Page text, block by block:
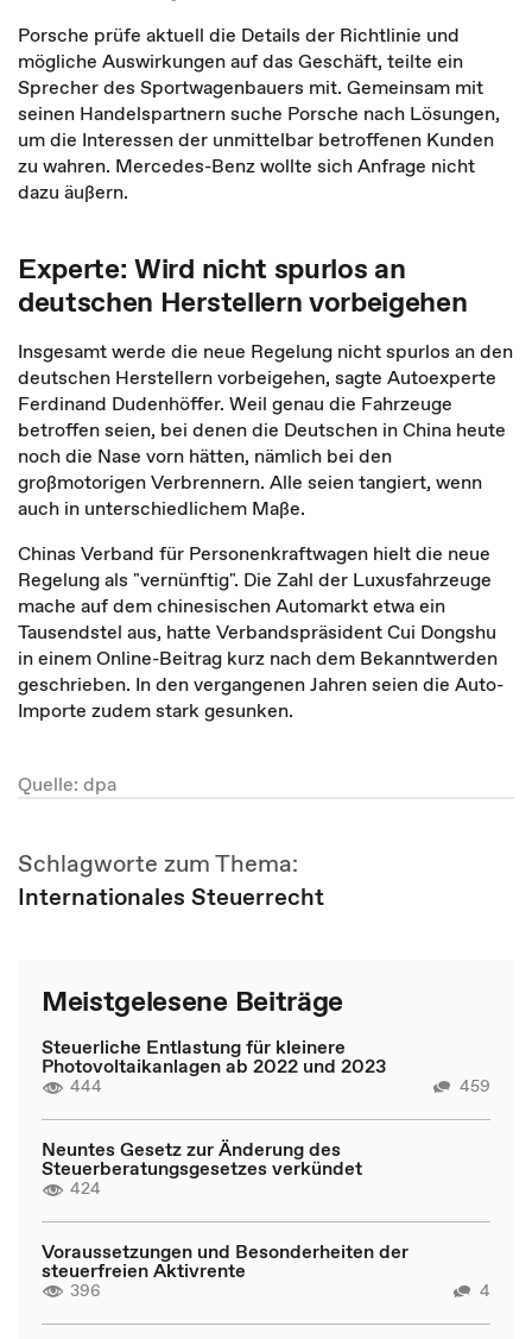
Porsche prüfe aktuell die Details der Richtlinie und
mögliche Auswirkungen auf das Geschäft, teilte ein
Sprecher des Sportwagenbauers mit. Gemeinsam mit
seinen Handelspartnern suche Porsche nach Lösungen,
um die Interessen der unmittelbar betroffenen Kunden
zu wahren. Mercedes-Benz wollte sich Anfrage nicht
dazu äußern.
Experte: Wird nicht spurlos an
deutschen Herstellern vorbeigehen
Insgesamt werde die neue Regelung nicht spurlos an den
deutschen Herstellern vorbeigehen, sagte Autoexperte
Ferdinand Dudenhöffer. Weil genau die Fahrzeuge
betroffen seien, bei denen die Deutschen in China heute
noch die Nase vorn hätten, nämlich bei den
großmotorigen Verbrennern. Alle seien tangiert, wenn
auch in unterschiedlichem Maße.
Chinas Verband für Personenkraftwagen hielt die neue
Regelung als "vernünftig". Die Zahl der Luxusfahrzeuge
mache auf dem chinesischen Automarkt etwa ein
Tausendstel aus, hatte Verbandspräsident Cui Dongshu
in einem Online-Beitrag kurz nach dem Bekanntwerden
geschrieben. In den vergangenen Jahren seien die Auto-
Importe zudem stark gesunken.
Quelle: dpa
Schlagworte zum Thema:
Internationales Steuerrecht
Meistgelesene Beiträge
Steuerliche Entlastung für kleinere
Photovoltaikanlagen ab 2022 und 2023
444 459
Neuntes Gesetz zur Änderung des
Steuerberatungsgesetzes verkündet
424
Voraussetzungen und Besonderheiten der
steuerfreien Aktivrente
396 4